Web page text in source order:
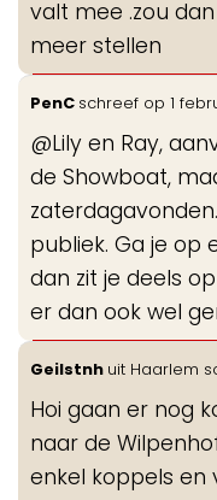
valt mee .zou
meer stellen
PenC schreef op 1
@Lily en Ray,
de Showboat,
publiek. Ga je op
dan zit je deels
er dan ook wel
Geilstnh uit Haarlem
Hoi gaan er nog
naar de
enkel koppels en